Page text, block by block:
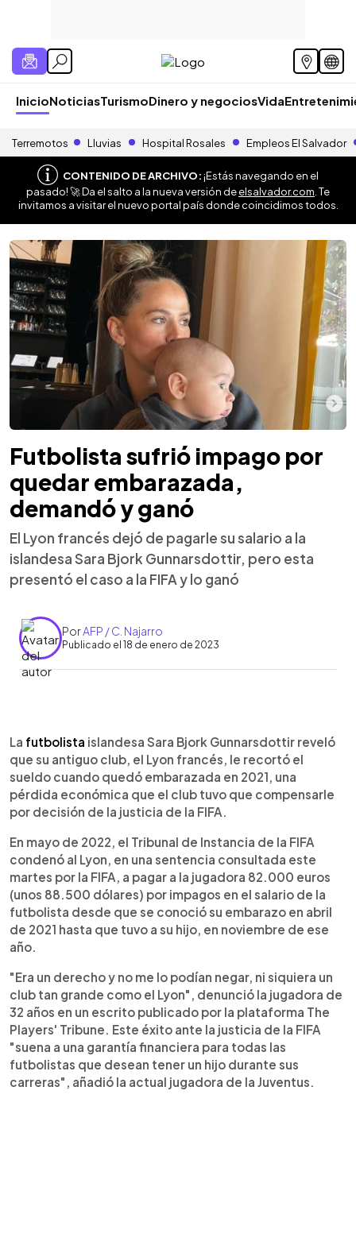
InicioNoticiasTurismoDinero y negociosVida
Terremotos Lluvias Hospital Rosales Empleos El Salvador
CONTENIDO DE ARCHIVO:¡Estás navegando en el
pasado! 🚀 Da el salto a la nueva versión deelsalvador.com . Te
invitamos a visitar el nuevo portal país donde coincidimos todos.
Futbolista sufrió impago por
quedar embarazada,
demandó y ganó
El Lyon francés dejó de pagarle su salario a la
islandesa Sara Bjork Gunnarsdottir, pero esta
presentó el caso a la FIFA y lo ganó
PorAFP / C. Najarro
Publicado el 18 de enero de 2023
Escuchar artículo
La futbolista islandesa Sara Bjork Gunnarsdottir reveló
que su antiguo club, el Lyon francés, le recortó el
sueldo cuando quedó embarazada en 2021, una
pérdida económica que el club tuvo que compensarle
por decisión de la justicia de la FIFA.
En mayo de 2022, el Tribunal de Instancia de la FIFA
condenó al Lyon, en una sentencia consultada este
martes por la FIFA, a pagar a la jugadora 82.000 euros
(unos 88.500 dólares) por impagos en el salario de la
futbolista desde que se conoció su embarazo en abril
de 2021 hasta que tuvo a su hijo, en noviembre de ese
año.
"Era un derecho y no me lo podían negar, ni siquiera un
club tan grande como el Lyon", denunció la jugadora de
32 años en un escrito publicado por la plataforma The
Players' Tribune. Este éxito ante la justicia de la FIFA
"suena a una garantía financiera para todas las
futbolistas que desean tener un hijo durante sus
carreras", añadió la actual jugadora de la Juventus.